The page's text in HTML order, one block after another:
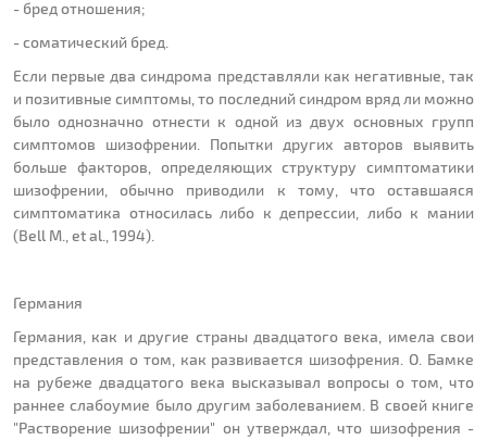
- бред отношения;
- соматический бред.
Если первые два синдрома представляли как негативные, так
и позитивные симптомы, то последний синдром вряд ли можно
было однозначно отнести к одной из двух основных групп
симптомов шизофрении. Попытки других авторов выявить
больше факторов, определяющих структуру симптоматики
шизофрении, обычно приводили к тому, что оставшаяся
симптоматика относилась либо к депрессии, либо к мании
(Bell M., et al., 1994).
Германия
Германия, как и другие страны двадцатого века, имела свои
представления о том, как развивается шизофрения. О. Бамке
на рубеже двадцатого века высказывал вопросы о том, что
раннее слабоумие было другим заболеванием. В своей книге
"Растворение шизофрении" он утверждал, что шизофрения -